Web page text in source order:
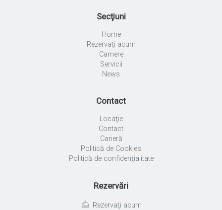
Secţiuni
Home
Rezervaţi acum
Camere
Servicii
News
Contact
Locaţie
Contact
Carieră
Politică de Cookies
Politică de confidenţialitate
Rezervări
Rezervaţi acum